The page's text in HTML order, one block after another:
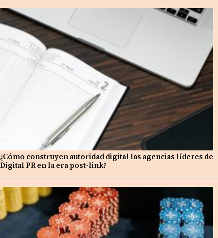
¿Cómo construyen autoridad digital las agencias líderes de
Digital PR en la era post-link?